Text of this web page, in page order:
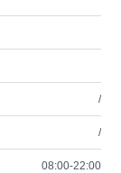
/
/
08:00-22:00